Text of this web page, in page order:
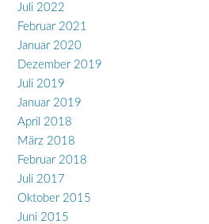
Juli 2022
Februar 2021
Januar 2020
Dezember 2019
Juli 2019
Januar 2019
April 2018
März 2018
Februar 2018
Juli 2017
Oktober 2015
Juni 2015